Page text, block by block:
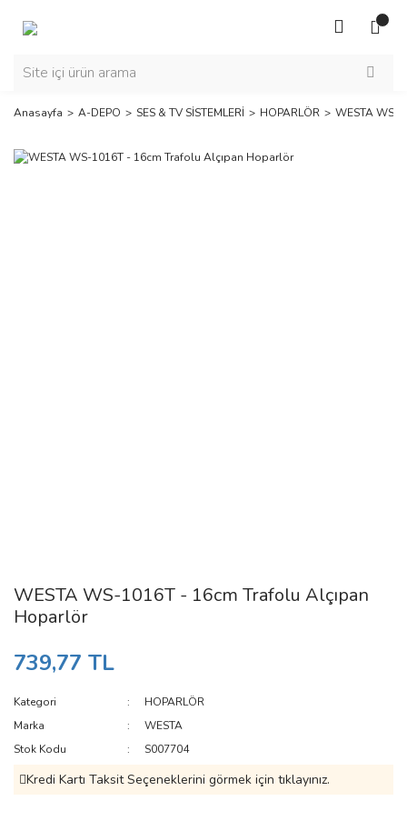
Anasayfa A-DEPO SES & TV SİSTEMLERİ HOPARLÖR WESTA WS-
WESTA WS-1016T - 16cm Trafolu Alçıpan
Hoparlör
739,77 TL
Kategori
HOPARLÖR
Marka
WESTA
Stok Kodu
S007704
Kredi Kartı Taksit Seçeneklerini görmek için tıklayınız.